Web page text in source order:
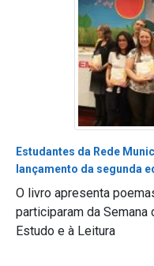
Estudantes da Rede
lançamento da segunda
O livro apresenta
participaram da
Estudo e à Leitura